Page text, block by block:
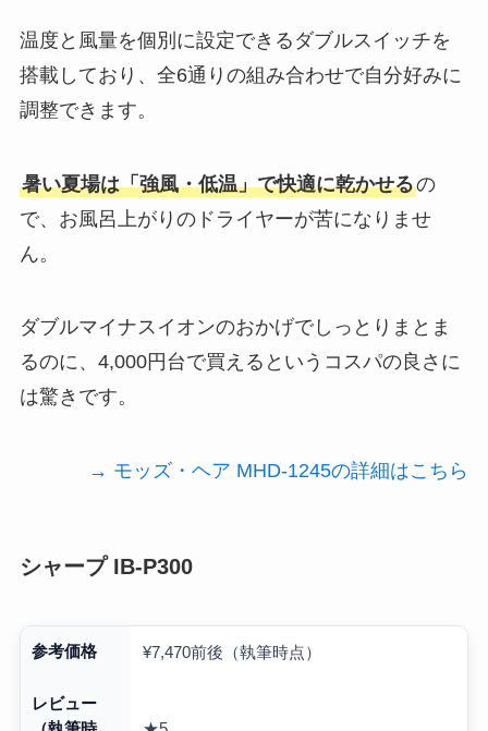
温度と風量を個別に設定できるダブルスイッチを
搭載しており、全6通りの組み合わせで自分好みに
調整できます。
暑い夏場は「強風・低温」で快適に乾かせるの
で、お風呂上がりのドライヤーが苦になりませ
ん。
ダブルマイナスイオンのおかげでしっとりまとま
るのに、4,000円台で買えるというコスパの良さに
は驚きです。
→ モッズ・ヘア MHD-1245の詳細はこちら
シャープ IB-P300
参考価格 ¥7,470前後（執筆時点）
レビュー